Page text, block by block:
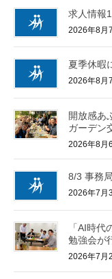
求人情報
2026年8月
夏季休暇
2026年8月
開放感あ
ガーデン
2026年8月
8/3 事務
2026年7月
「AI時
勉強会が
2026年7月